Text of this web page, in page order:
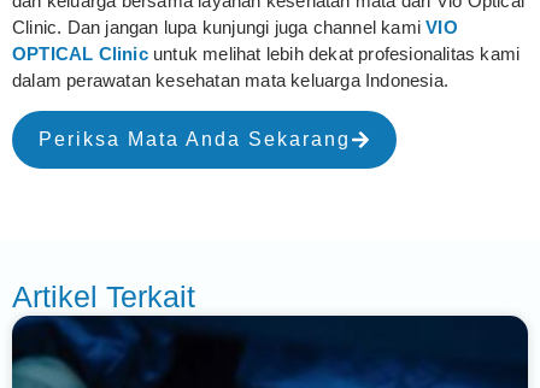
Clinic. Dan jangan lupa kunjungi juga channel kamiVIO
OPTICAL Clinicuntuk melihat lebih dekat profesionalitas kami
dalam perawatan kesehatan mata keluarga Indonesia.
Periksa Mata Anda Sekarang
Artikel Terkait